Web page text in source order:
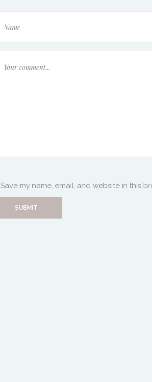
Save my name, email, and website in this